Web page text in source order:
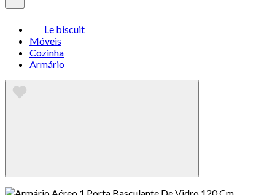
Le biscuit
Móveis
Cozinha
Armário